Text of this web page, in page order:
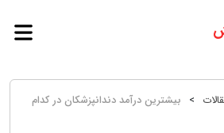
> بیشترین درآمد دندانپزشکان در کدام